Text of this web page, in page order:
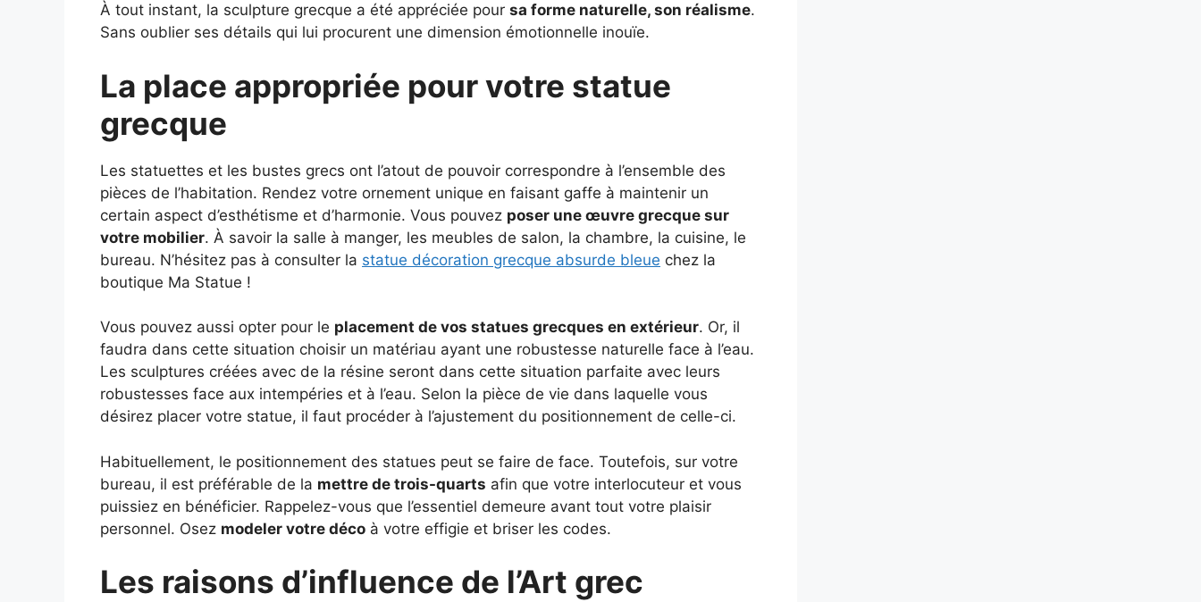
À tout instant, la sculpture grecque a été appréciée pour sa forme naturelle, son réalisme.
Sans oublier ses détails qui lui procurent une dimension émotionnelle inouïe.
La place appropriée pour votre statue
grecque
Les statuettes et les bustes grecs ont l’atout de pouvoir correspondre à l’ensemble des
pièces de l’habitation. Rendez votre ornement unique en faisant gaffe à maintenir un
certain aspect d’esthétisme et d’harmonie. Vous pouvez poser une œuvre grecque sur
votre mobilier. À savoir la salle à manger, les meubles de salon, la chambre, la cuisine, le
bureau. N’hésitez pas à consulter la statue décoration grecque absurde bleue chez la
boutique Ma Statue !
Vous pouvez aussi opter pour le placement de vos statues grecques en extérieur. Or, il
faudra dans cette situation choisir un matériau ayant une robustesse naturelle face à l’eau.
Les sculptures créées avec de la résine seront dans cette situation parfaite avec leurs
robustesses face aux intempéries et à l’eau. Selon la pièce de vie dans laquelle vous
désirez placer votre statue, il faut procéder à l’ajustement du positionnement de celle-ci.
Habituellement, le positionnement des statues peut se faire de face. Toutefois, sur votre
bureau, il est préférable de la mettre de trois-quarts afin que votre interlocuteur et vous
puissiez en bénéficier. Rappelez-vous que l’essentiel demeure avant tout votre plaisir
personnel. Osez modeler votre déco à votre effigie et briser les codes.
Les raisons d’influence de l’Art grec